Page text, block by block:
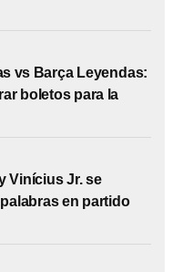
vs Barça Leyendas:
boletos para la
Vinícius Jr. se
en partido